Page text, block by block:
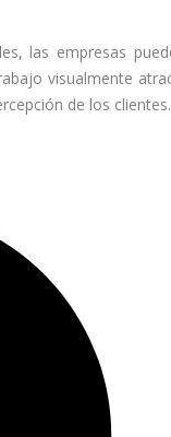
las empresas
visualmente
de los clientes.